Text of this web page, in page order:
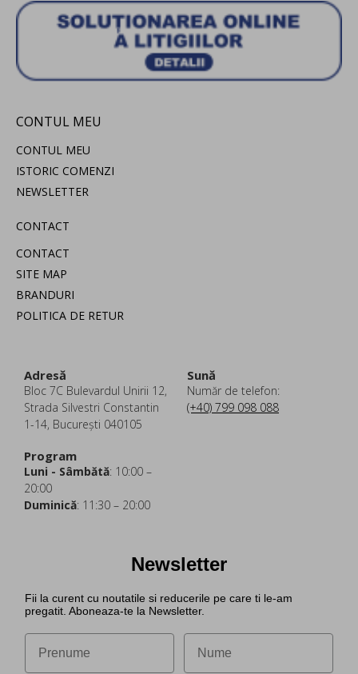
CONTUL MEU
CONTUL MEU
ISTORIC COMENZI
NEWSLETTER
CONTACT
CONTACT
SITE MAP
BRANDURI
POLITICA DE RETUR
Adresă
Bloc 7C Bulevardul Unirii 12,
Strada Silvestri Constantin
1-14, București 040105
Sună
Număr de telefon:
(+40) 799 098 088
Program
Luni - Sâmbătă: 10:00 –
20:00
Duminică: 11:30 – 20:00
Newsletter
Fii la curent cu noutatile si reducerile pe care ti le-am
pregatit. Aboneaza-te la Newsletter.